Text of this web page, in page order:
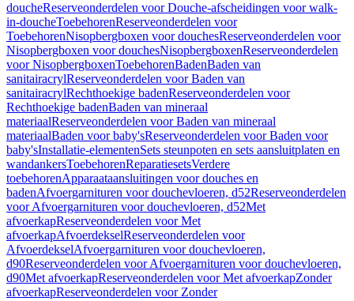
doucheReserveonderdelen voor Douche-afscheidingen voor walk-
in-doucheToebehorenReserveonderdelen voor
ToebehorenNisopbergboxen voor douchesReserveonderdelen voor
Nisopbergboxen voor douchesNisopbergboxenReserveonderdelen
voor NisopbergboxenToebehorenBadenBaden van
sanitairacrylReserveonderdelen voor Baden van
sanitairacrylRechthoekige badenReserveonderdelen voor
Rechthoekige badenBaden van mineraal
materiaalReserveonderdelen voor Baden van mineraal
materiaalBaden voor baby'sReserveonderdelen voor Baden voor
baby'sInstallatie-elementenSets steunpoten en sets aansluitplaten en
wandankersToebehorenReparatiesetsVerdere
toebehorenApparaataansluitingen voor douches en
badenAfvoergarnituren voor douchevloeren, d52Reserveonderdelen
voor Afvoergarnituren voor douchevloeren, d52Met
afvoerkapReserveonderdelen voor Met
afvoerkapAfvoerdekselReserveonderdelen voor
AfvoerdekselAfvoergarnituren voor douchevloeren,
d90Reserveonderdelen voor Afvoergarnituren voor douchevloeren,
d90Met afvoerkapReserveonderdelen voor Met afvoerkapZonder
afvoerkapReserveonderdelen voor Zonder